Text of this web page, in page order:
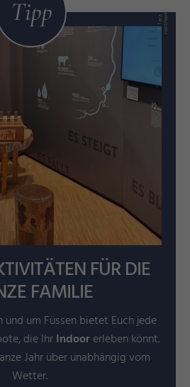
©
T
a
r
a
H
a
r
t
m
a
nn
Tipp
FÜR DIE
FAMILIE
um Füssen bietet Euch jede
die IhrIndoorerleben könnt.
Jahr über unabhängig vom
Wetter.